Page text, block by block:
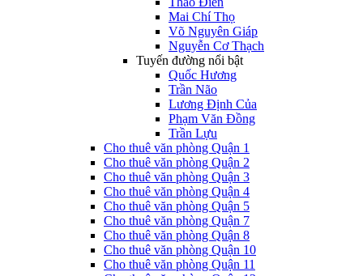
Mai Chí Thọ
Võ Nguyên Giáp
Nguyễn Cơ Thạch
Tuyến đường nổi bật
Quốc Hương
Trần Não
Lương Định Của
Phạm Văn Đồng
Trần Lựu
Cho thuê văn phòng Quận 1
Cho thuê văn phòng Quận 2
Cho thuê văn phòng Quận 3
Cho thuê văn phòng Quận 4
Cho thuê văn phòng Quận 5
Cho thuê văn phòng Quận 7
Cho thuê văn phòng Quận 8
Cho thuê văn phòng Quận 10
Cho thuê văn phòng Quận 11